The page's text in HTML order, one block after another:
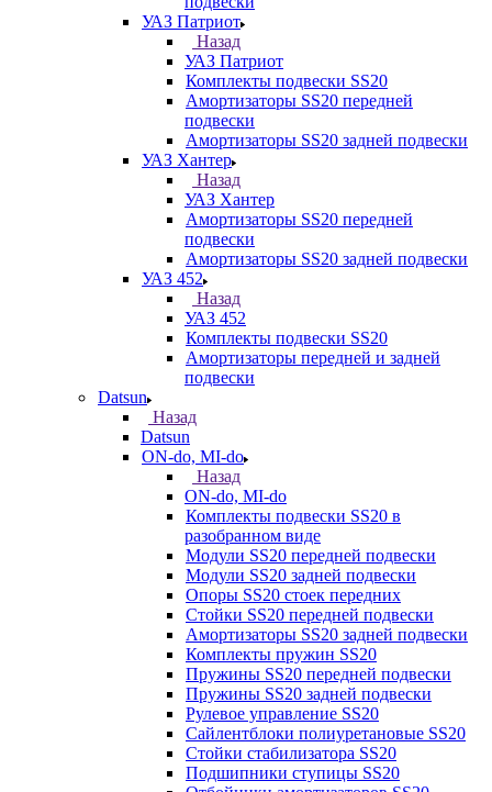
УАЗ Патриот
Назад
УАЗ Патриот
Комплекты подвески SS20
Амортизаторы SS20 передней
подвески
Амортизаторы SS20 задней подвески
УАЗ Хантер
Назад
УАЗ Хантер
Амортизаторы SS20 передней
подвески
Амортизаторы SS20 задней подвески
УАЗ 452
Назад
УАЗ 452
Комплекты подвески SS20
Амортизаторы передней и задней
подвески
Datsun
Назад
Datsun
ON-do, MI-do
Назад
ON-do, MI-do
Комплекты подвески SS20 в
разобранном виде
Модули SS20 передней подвески
Модули SS20 задней подвески
Опоры SS20 стоек передних
Стойки SS20 передней подвески
Амортизаторы SS20 задней подвески
Комплекты пружин SS20
Пружины SS20 передней подвески
Пружины SS20 задней подвески
Рулевое управление SS20
Сайлентблоки полиуретановые SS20
Стойки стабилизатора SS20
Подшипники ступицы SS20